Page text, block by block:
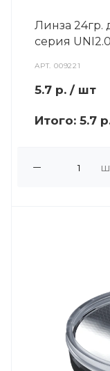
Линза 24гр.
серия
АРТ.009221
5.7 р. / шт
Итого: 5.7